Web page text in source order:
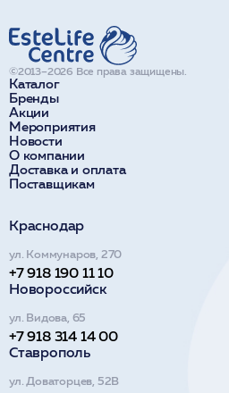
Каталог
Бренды
Акции
Мероприятия
Новости
О компании
Доставка и оплата
Поставщикам
©2013–2026 Все права защищены.
Краснодар
ул. Коммунаров, 270
+7 918 190 11 10
Новороссийск
ул. Видова, 65
+7 918 314 14 00
Ставрополь
ул. Доваторцев, 52В